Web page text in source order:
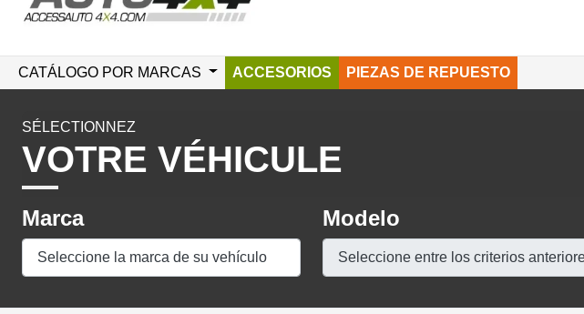
CATÁLOGO POR MARCAS ACCESORIOS PIEZAS DE REPUESTO
SÉLECTIONNEZ
VOTRE VÉHICULE
Marca Modelo